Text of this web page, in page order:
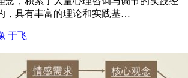
，具有丰富的理论和实践基…
于飞